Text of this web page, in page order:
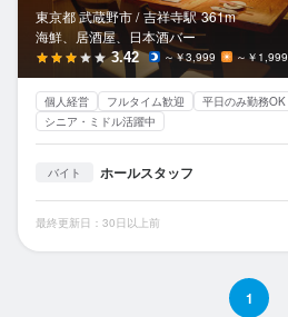
東京都 武蔵野市 / 吉祥寺駅 361m
海鮮、居酒屋、日本酒バー
3.42 ～￥3,999 ～￥1,999
個人経営 フルタイム歓迎 平日のみ勤務OK
シニア・ミドル活躍中
バイト ホールスタッフ
最終更新日：30日以上前
1